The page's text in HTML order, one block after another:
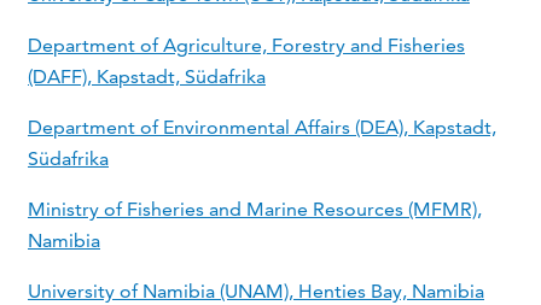
Department of Agriculture, Forestry and Fisheries
(DAFF), Kapstadt, Südafrika
Department of Environmental Affairs (DEA), Kapstadt,
Südafrika
Ministry of Fisheries and Marine Resources (MFMR),
Namibia
University of Namibia (UNAM), Henties Bay, Namibia